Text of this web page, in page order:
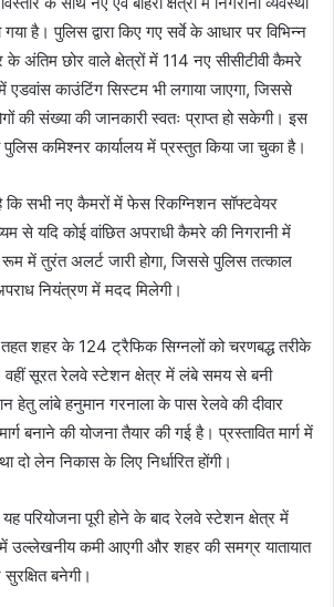
है। पुलिस द्वारा किए गए सर्वे के आधार पर विभिन्न
अंतिम छोर वाले क्षेत्रों में 114 नए सीसीटीवी कैमरे
काउंटिंग सिस्टम भी लगाया जाएगा, जिससे
की संख्या की जानकारी स्वतः प्राप्त हो सकेगी। इस
कमिश्नर कार्यालय में प्रस्तुत किया जा चुका है।
कि सभी नए कैमरों में फेस रिकग्निशन सॉफ्टवेयर
से यदि कोई वांछित अपराधी कैमरे की निगरानी में
में तुरंत अलर्ट जारी होगा, जिससे पुलिस तत्काल
नियंत्रण में मदद मिलेगी।
शहर के 124 ट्रैफिक सिग्नलों को चरणबद्ध तरीके
वहीं सूरत रेलवे स्टेशन क्षेत्र में लंबे समय से बनी
हेतु लांबे हनुमान गरनाला के पास रेलवे की दीवार
बनाने की योजना तैयार की गई है। प्रस्तावित मार्ग में
दो लेन निकास के लिए निर्धारित होंगी।
परियोजना पूरी होने के बाद रेलवे स्टेशन क्षेत्र में
उल्लेखनीय कमी आएगी और शहर की समग्र यातायात
बनेगी।